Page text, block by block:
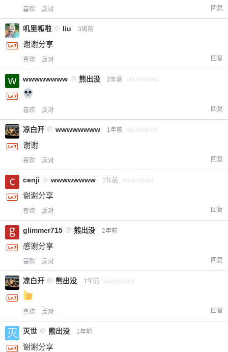
喜欢 反对 回复
叽里呱啦 @ liu 3周前
谢谢分享
喜欢 反对 回复
wwwwwwww @ 熊出没 2年前 via Android
喜欢 反对 回复
凉白开 @ wwwwwwww 1年前 via Android
谢谢
喜欢 反对 回复
cenji @ wwwwwwww 1年前 via Android
谢谢分享
喜欢 反对 回复
glimmer715 @ 熊出没 2年前
感谢分享
喜欢 反对 回复
凉白开 @ 熊出没 1年前 via Android
喜欢 反对 回复
灭世 @ 熊出没 1年前
谢谢分享